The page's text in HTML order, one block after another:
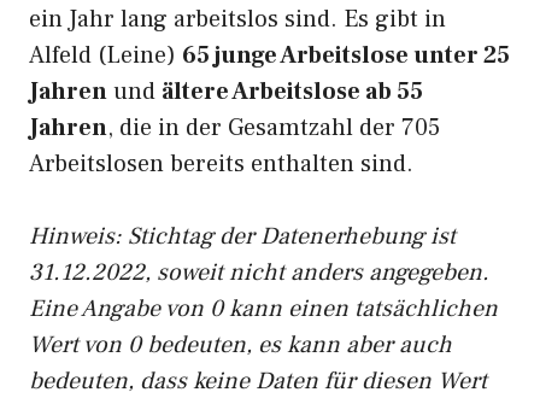
ein Jahr lang arbeitslos sind. Es gibt in
Alfeld (Leine) 65 junge Arbeitslose unter 25
Jahrenund ältere Arbeitslose ab 55
Jahren, die in der Gesamtzahl der 705
Arbeitslosen bereits enthalten sind.
Hinweis: Stichtag der Datenerhebung ist
31.12.2022, soweit nicht anders angegeben.
Eine Angabe von 0 kann einen tatsächlichen
Wert von 0 bedeuten, es kann aber auch
bedeuten, dass keine Daten für diesen Wert